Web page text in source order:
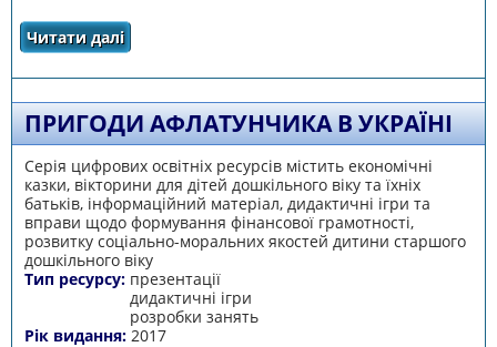
Читати далі
батьківською громадою
ПРИГОДИ АФЛАТУНЧИКА В УКРАЇНІ
Серія цифрових освітніх ресурсів містить економічні
казки, вікторини для дітей дошкільного віку та їхніх
батьків, інформаційний матеріал, дидактичні ігри та
вправи щодо формування фінансової грамотності,
розвитку соціально-моральних якостей дитини старшого
дошкільного віку
Тип ресурсу: презентації
дидактичні ігри
розробки занять
Рік видання: 2017